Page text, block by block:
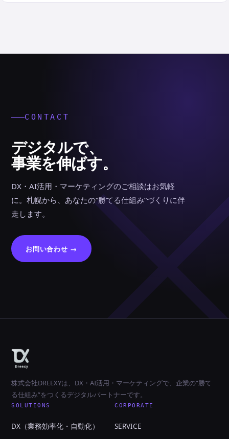
CONTACT
デジタルで、
事業を伸ばす。
DX・AI活用・マーケティングのご相談はお気軽
に。札幌から、あなたの“勝てる仕組み”づくりに伴
走します。
お問い合わせ →
株式会社DREEXYは、DX・AI活用・マーケティングで、企業の“勝て
る仕組み”をつくるデジタルパートナーです。
SOLUTIONS
DX（業務効率化・自動化）
CORPORATE
SERVICE